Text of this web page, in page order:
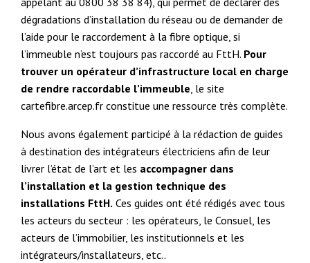
dégradations d’installation du réseau ou de demander de
l’aide pour le raccordement à la fibre optique, si
l’immeuble n’est toujours pas raccordé au FttH. Pour
trouver un opérateur d’infrastructure local en charge
de rendre raccordable l’immeuble, le site
cartefibre.arcep.fr constitue une ressource très complète.
Nous avons également participé à la rédaction de guides
à destination des intégrateurs électriciens afin de leur
livrer l’état de l’art et les accompagner dans
l’installation et la gestion technique des
installations FttH. Ces guides ont été rédigés avec tous
les acteurs du secteur : les opérateurs, le Consuel, les
acteurs de l’immobilier, les institutionnels et les
intégrateurs/installateurs, etc..